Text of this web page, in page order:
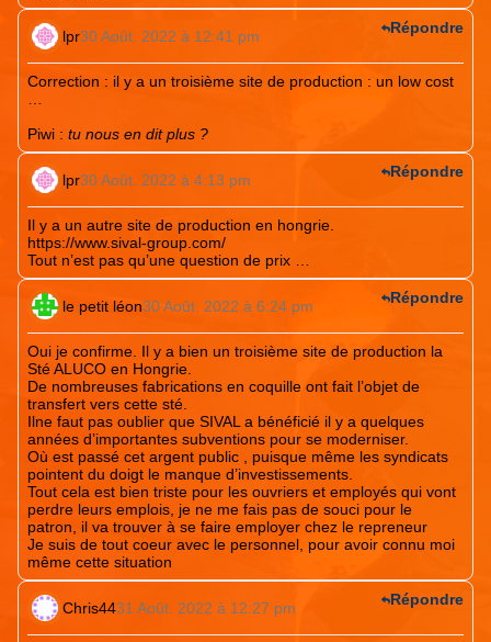
lpr30 Août. 2022 à 12:41 pm
Correction : il y a un troisième site de production : un low cost
Piwi : tu nous en dit plus ?
Répondre
lpr30 Août. 2022 à 4:13 pm
Il y a un autre site de production en hongrie.
https://www.sival-group.com/
Tout n’est pas qu’une question de prix …
Répondre
le petit léon30 Août. 2022 à 6:24 pm
Oui je confirme. Il y a bien un troisième site de production la
Sté ALUCO en Hongrie.
De nombreuses fabrications en coquille ont fait l’objet de
transfert vers cette sté.
Ilne faut pas oublier que SIVAL a bénéficié il y a quelques
années d’importantes subventions pour se moderniser.
Où est passé cet argent public , puisque même les syndicats
pointent du doigt le manque d’investissements.
Tout cela est bien triste pour les ouvriers et employés qui vont
perdre leurs emplois, je ne me fais pas de souci pour le
patron, il va trouver à se faire employer chez le repreneur
Je suis de tout coeur avec le personnel, pour avoir connu moi
même cette situation
Répondre
Chris4431 Août. 2022 à 12:27 pm Répondre